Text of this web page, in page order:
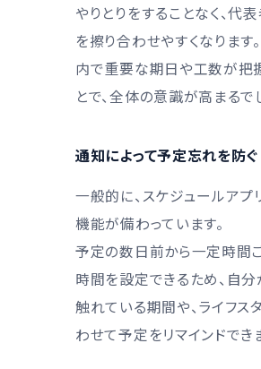
やりとりをすることなく、代
を擦り合わせやすくなります
内で重要な期日や工数が把
とで、全体の意識が高まるでし
通知によって予定忘れを防ぐ
一般的に、スケジュールアプ
機能が備わっています。
予定の数日前から一定時間
時間を設定できるため、自
触れている期間や、ライフス
わせて予定をリマインドでき